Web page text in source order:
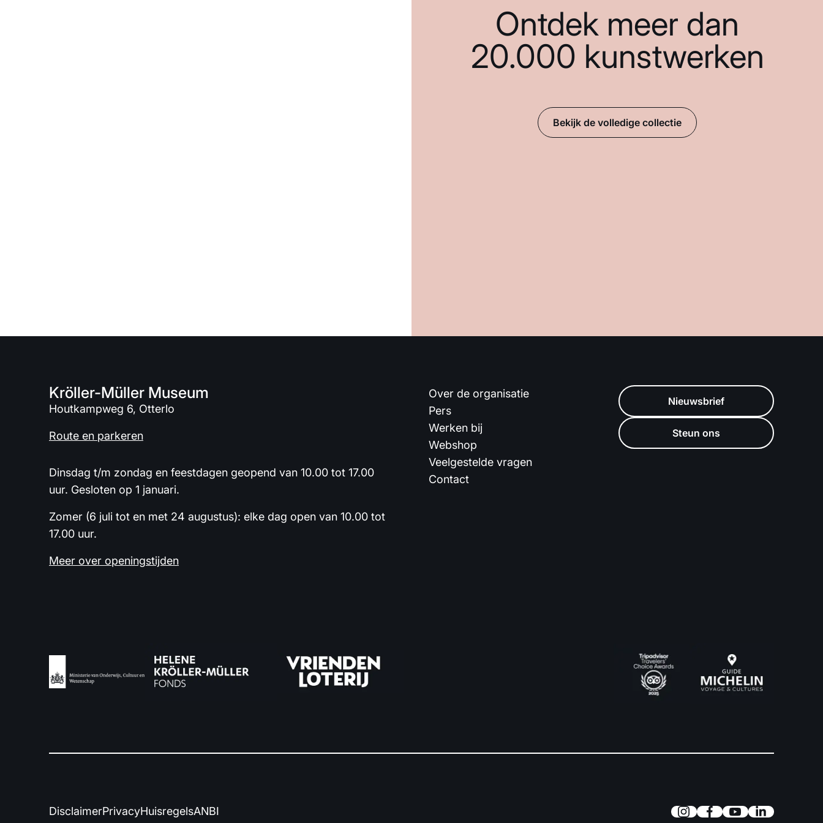
Ontdek meer dan
20.000 kunstwerken
Bekijk de volledige collectie
Kröller-Müller Museum
Houtkampweg 6, Otterlo
Route en parkeren
Dinsdag t/m zondag en feestdagen geopend van 10.00 tot 17.00
uur. Gesloten op 1 januari.
Zomer (6 juli tot en met 24 augustus): elke dag open van 10.00 tot
17.00 uur.
Meer over openingstijden
Over de organisatie
Pers
Werken bij
Webshop
Veelgestelde vragen
Contact
Nieuwsbrief
Steun ons
DisclaimerPrivacyHuisregelsANBI